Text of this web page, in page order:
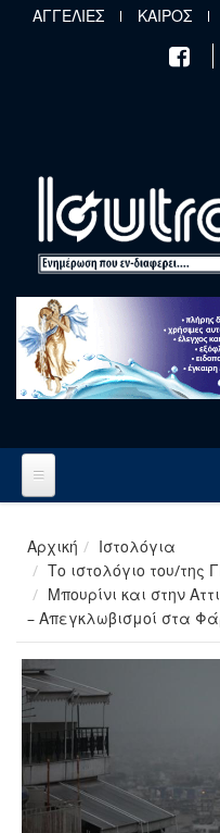
Παράκαμψη προς το κυρίως
ΑΓΓΕΛΙΕΣ ΚΑΙΡΟΣ
Αρχική
Ιστολόγια
Το ιστολόγιο του/της
Μπουρίνι και στην
– Απεγκλωβισμοί στα